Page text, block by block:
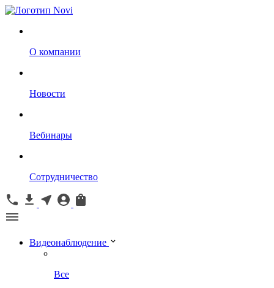
О компании
Новости
Вебинары
Сотрудничество
Видеонаблюдение
Все